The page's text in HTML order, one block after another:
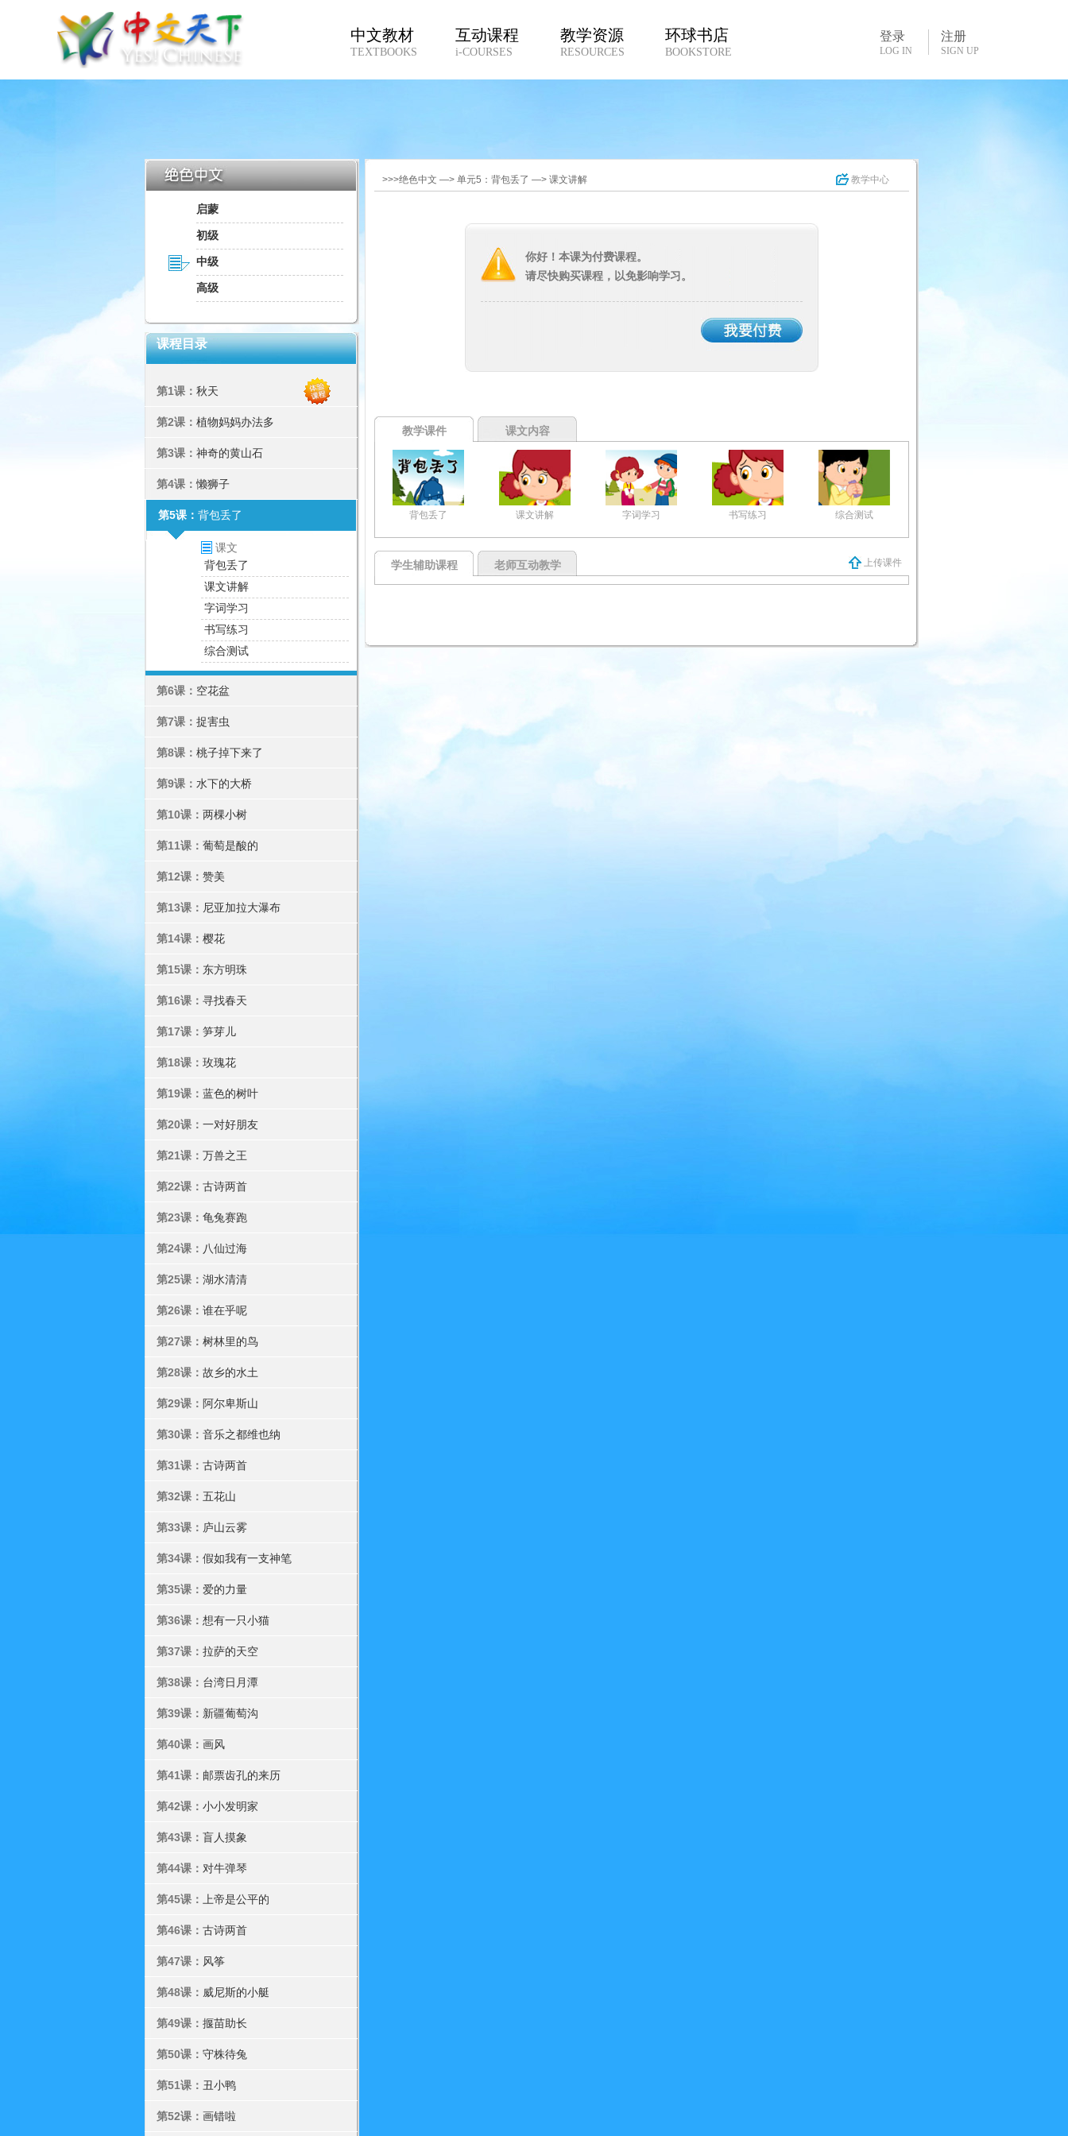
中文教材
TEXTBOOKS
互动课程
i-COURSES
教学资源
RESOURCES
环球书店
BOOKSTORE
登录
LOG IN
注册
SIGN UP
启蒙
初级
中级
高级
课程目录
第1课： 秋天
第2课： 植物妈妈办法多
第3课： 神奇的黄山石
第4课：懒狮子
第5课： 背包丢了
课文
背包丢了
课文讲解
字词学习
书写练习
综合测试
第6课： 空花盆
第7课： 捉害虫
第8课： 桃子掉下来了
第9课： 水下的大桥
第10课： 两棵小树
第11课： 葡萄是酸的
第12课： 赞美
第13课： 尼亚加拉大瀑布
第14课： 樱花
第15课： 东方明珠
第16课： 寻找春天
第17课： 笋芽儿
第18课： 玫瑰花
第19课： 蓝色的树叶
第20课： 一对好朋友
第21课： 万兽之王
第22课： 古诗两首
第23课： 龟兔赛跑
第24课： 八仙过海
第25课： 湖水清清
第26课： 谁在乎呢
第27课： 树林里的鸟
第28课： 故乡的水土
第29课： 阿尔卑斯山
第30课： 音乐之都维也纳
第31课： 古诗两首
第32课： 五花山
第33课： 庐山云雾
第34课： 假如我有一支神笔
第35课： 爱的力量
第36课： 想有一只小猫
第37课： 拉萨的天空
第38课： 台湾日月潭
第39课： 新疆葡萄沟
第40课： 画风
第41课： 邮票齿孔的来历
第42课： 小小发明家
第43课： 盲人摸象
第44课： 对牛弹琴
第45课： 上帝是公平的
第46课： 古诗两首
第47课： 风筝
第48课： 威尼斯的小艇
第49课： 揠苗助长
第50课： 守株待兔
第51课： 丑小鸭
第52课： 画错啦
>>>绝色中文 —> 单元5：背包丢了 —> 课文讲解 教学中心
你好！本课为付费课程。
请尽快购买课程，以免影响学习。
教学课件 课文内容
背包丢了 课文讲解 字词学习 书写练习 综合测试
学生辅助课程 老师互动教学 上传课件